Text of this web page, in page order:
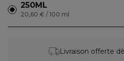
250ML
20,60 € / 100 ml
Livraison offerte